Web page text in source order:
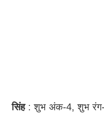
सिंह : शुभ अंक-4, शुभ रंग-